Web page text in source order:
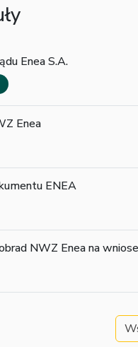
Enea S.A.
Enea
ENEA
NWZ Enea na